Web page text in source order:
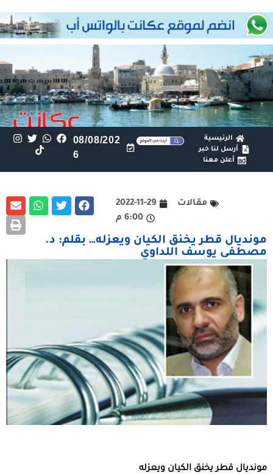
الرئيسية
أرسل لنا خبر
أعلن معنا
08/08/202
6
مقالات
2022-11-29
6:00 م
مونديال قطر يخنق الكيان ويعزله… بقلم: د.
مصطفى يوسف اللداوي
مونديال قطر يخنق الكيان ويعزله